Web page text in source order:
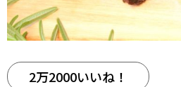
2万2000いいね！